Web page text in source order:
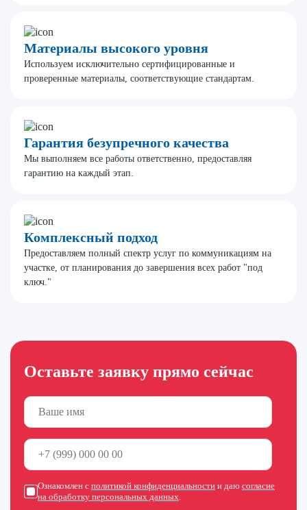
Материалы высокого уровня
Используем исключительно сертифицированные и
проверенные материалы, соответствующие стандартам.
Гарантия безупречного качества
Мы выполняем все работы ответственно, предоставляя
гарантию на каждый этап.
Комплексный подход
Предоставляем полный спектр услуг по коммуникациям на
участке, от планирования до завершения всех работ "под
ключ."
Оставьте заявку прямо сейчас
Ознакомлен с политикой конфиденциальности и даю согласие
на обработку персональных данных.